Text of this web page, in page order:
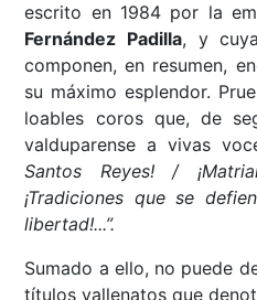
escrito en 1984 por la
Fernández Padilla, y
componen, en resumen,
su máximo esplendor.
loables coros que, de
valduparense a vivas
Santos Reyes! /
¡Tradiciones que se
libertad!...”.
Sumado a ello, no puede
títulos vallenatos que